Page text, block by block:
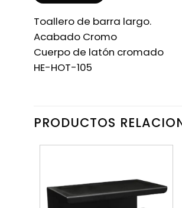
Toallero de barra largo.
Acabado Cromo
Cuerpo de latón cromado
HE-HOT-105
PRODUCTOS